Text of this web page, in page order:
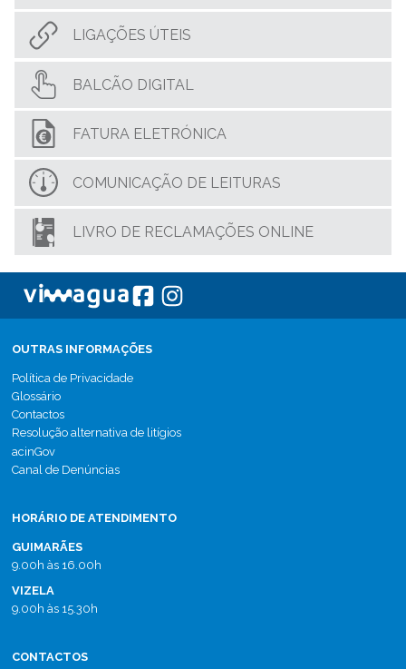
LIGAÇÕES ÚTEIS
BALCÃO DIGITAL
FATURA ELETRÓNICA
COMUNICAÇÃO DE LEITURAS
LIVRO DE RECLAMAÇÕES ONLINE
OUTRAS INFORMAÇÕES
Política de Privacidade
Glossário
Contactos
Resolução alternativa de litígios
acinGov
Canal de Denúncias
HORÁRIO DE ATENDIMENTO
GUIMARÃES
9.00h às 16.00h
VIZELA
9.00h às 15.30h
CONTACTOS